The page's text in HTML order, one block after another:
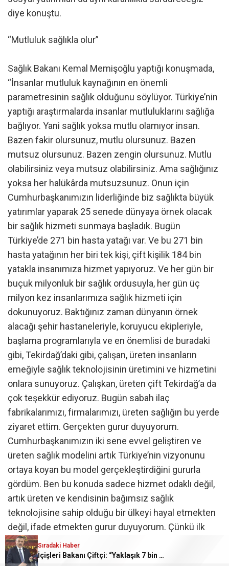
diye konuştu.
“Mutluluk sağlıkla olur”
Sağlık Bakanı Kemal Memişoğlu yaptığı konuşmada,
“İnsanlar mutluluk kaynağının en önemli
parametresinin sağlık olduğunu söylüyor. Türkiye’nin
yaptığı araştırmalarda insanlar mutluluklarını sağlığa
bağlıyor. Yani sağlık yoksa mutlu olamıyor insan.
Bazen fakir olursunuz, mutlu olursunuz. Bazen
mutsuz olursunuz. Bazen zengin olursunuz. Mutlu
olabilirsiniz veya mutsuz olabilirsiniz. Ama sağlığınız
yoksa her halükârda mutsuzsunuz. Onun için
Cumhurbaşkanımızın liderliğinde biz sağlıkta büyük
yatırımlar yaparak 25 senede dünyaya örnek olacak
bir sağlık hizmeti sunmaya başladık. Bugün
Türkiye’de 271 bin hasta yatağı var. Ve bu 271 bin
hasta yatağının her biri tek kişi, çift kişilik 184 bin
yatakla insanımıza hizmet yapıyoruz. Ve her gün bir
buçuk milyonluk bir sağlık ordusuyla, her gün üç
milyon kez insanlarımıza sağlık hizmeti için
dokunuyoruz. Baktığınız zaman dünyanın örnek
alacağı şehir hastaneleriyle, koruyucu ekipleriyle,
başlama programlarıyla ve en önemlisi de buradaki
gibi, Tekirdağ’daki gibi, çalışan, üreten insanların
emeğiyle sağlık teknolojisinin üretimini ve hizmetini
onlara sunuyoruz. Çalışkan, üreten çift Tekirdağ’a da
çok teşekkür ediyoruz. Bugün sabah ilaç
fabrikalarımızı, firmalarımızı, üreten sağlığın bu yerde
ziyaret ettim. Gerçekten gurur duyuyorum.
Cumhurbaşkanımızın iki sene evvel geliştiren ve
üreten sağlık modelini artık Türkiye’nin vizyonunu
ortaya koyan bu model gerçekleştirdiğini gururla
gördüm. Ben bu konuda sadece hizmet odaklı değil,
artık üreten ve kendisinin bağımsız sağlık
teknolojisine sahip olduğu bir ülkeyi hayal etmekten
değil, ifade etmekten gurur duyuyorum. Çünkü ilk
defa bugün yeni teknolojik dediğimiz biyolojik
tedavileri tamamen hücreden ilaca kadar üretebilen,
Sıradaki Haber
İçişleri Bakanı Çiftçi: “Yaklaşık 7 bin 500 aranan şahsı bu yılın ilk 7 yılında yakalamış durumdayız”